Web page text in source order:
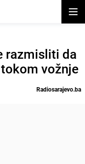
razmisliti da
vožnje
Radiosarajevo.ba